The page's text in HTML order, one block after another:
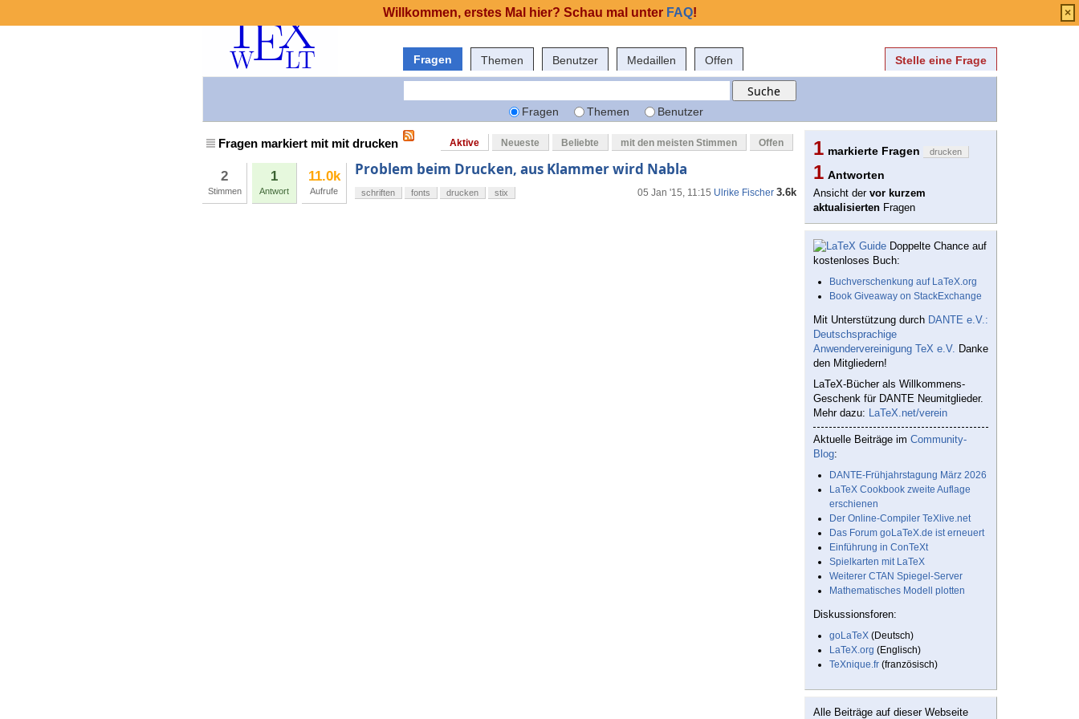
Fragen Themen Benutzer Medaillen Offen Stelle eine Frage
Fragen Themen Benutzer
Fragen markiert mit mit drucken Aktive Neueste Beliebte mit den meisten Stimmen Offen
2
Stimmen
1
Antwort
11.0k
Aufrufe
Problem beim Drucken, aus Klammer wird Nabla
05 Jan '15, 11:15 Ulrike Fischer 3.6k
schriften fonts drucken stix
1 markierte Fragen drucken
1 Antworten
Ansicht der vor kurzem
aktualisierten Fragen
Doppelte Chance auf
kostenloses Buch:
Buchverschenkung auf LaTeX.org
Book Giveaway on StackExchange
Mit Unterstützung durch DANTE e.V.:
Deutschsprachige
Anwendervereinigung TeX e.V. Danke
den Mitgliedern!
LaTeX-Bücher als Willkommens-
Geschenk für DANTE Neumitglieder.
Mehr dazu: LaTeX.net/verein
Aktuelle Beiträge im Community-
Blog:
DANTE-Frühjahrstagung März 2026
LaTeX Cookbook zweite Auflage
erschienen
Der Online-Compiler TeXlive.net
Das Forum goLaTeX.de ist erneuert
Einführung in ConTeXt
Spielkarten mit LaTeX
Weiterer CTAN Spiegel-Server
Mathematisches Modell plotten
Diskussionsforen:
goLaTeX (Deutsch)
LaTeX.org (Englisch)
TeXnique.fr (französisch)
Alle Beiträge auf dieser Webseite
Willkommen, erstes Mal hier? Schau mal unter FAQ! ×